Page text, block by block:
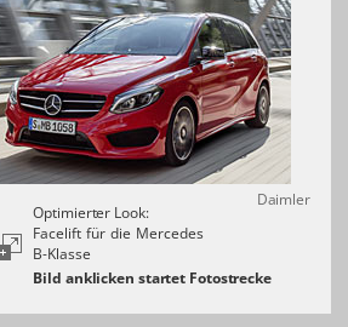
Daimler
Optimierter Look:
Facelift für die Mercedes
B-Klasse